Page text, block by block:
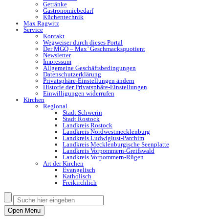
Getränke
Gastronomiebedarf
Küchentechnik
Max Ragwitz
Service
Kontakt
Wegweiser durch dieses Portal
Der MGQ – Max’ Geschmacksquotient
Newsletter
Impressum
Allgemeine Geschäftsbedingungen
Datenschutzerklärung
Privatsphäre-Einstellungen ändern
Historie der Privatsphäre-Einstellungen
Einwilligungen widerrufen
Kirchen
Regional
Stadt Schwerin
Stadt Rostock
Landkreis Rostock
Landkreis Nordwestmecklenburg
Landkreis Ludwiglust-Parchim
Landkreis Mecklenburgische Seenplatte
Landkreis Vorpommern-Greifswald
Landkreis Vorpommern-Rügen
Art der Kirchen
Evangelisch
Katholisch
Freikirchlich
Open Menu